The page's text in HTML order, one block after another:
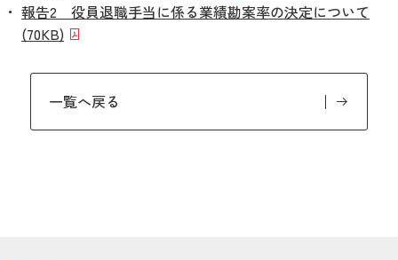
報告2 役員退職手当に係る業績勘案率の決定について
(70KB)
一覧へ戻る